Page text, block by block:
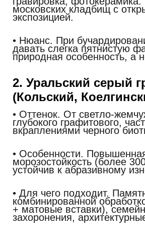
московских кладбищ с
экспозицией.
• Нюанс. При
давать слегка пятнистую
природная особенность, а
2. Уральский серый
(Кольский,
• Оттенок. От светло-
глубокого графитового,
вкраплениями черного
• Особенности.
морозостойкость (более
устойчив к абразивному
• Для чего подходит.
комбинированной
+ матовые вставки),
захоронения,